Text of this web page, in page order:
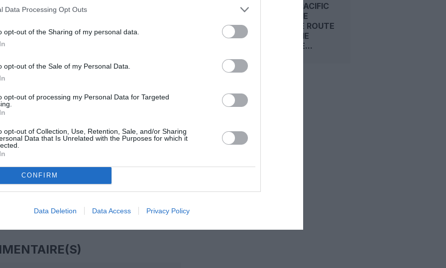
Data Processing Opt Outs
opt-out of the Sharing of my personal data.
opt-out of the Sale of my Personal Data.
opt-out of processing my Personal Data for Targeted
opt-out of Collection, Use, Retention, Sale, and/or Sharing
Data that Is Unrelated with the Purposes for which it
CONFIRM
Data Deletion Data Access Privacy Policy
@Airbus
apprécié l’article ?
nous, faites un don !
SOUTENIR
Facebook
Twitter PinterestLinkedInEmail Print
CATHAY PACIFIC
OUVRE UNE
NOUVELLE ROUTE
VERS L’ASIE
CENTRALE...